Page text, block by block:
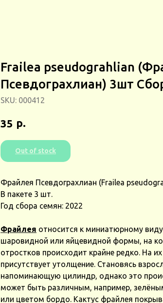
Frailea pseudograhlian
Псевдограхлиан) 3шт
SKU: 000412
35 р.
Out of stock
Фрайлея Псевдограхлиан (Frailea
В пакете 3 шт.
Год сбора семян: 2022
Фрайлея относится к миниатюрному
шаровидной или яйцевидной формы, на
отростков происходит крайне редко. На
присутствует утолщение. Становясь
напоминающую цилиндр, однако это
может быть различным, например,
или цветом бордо. Кактус фрайлея